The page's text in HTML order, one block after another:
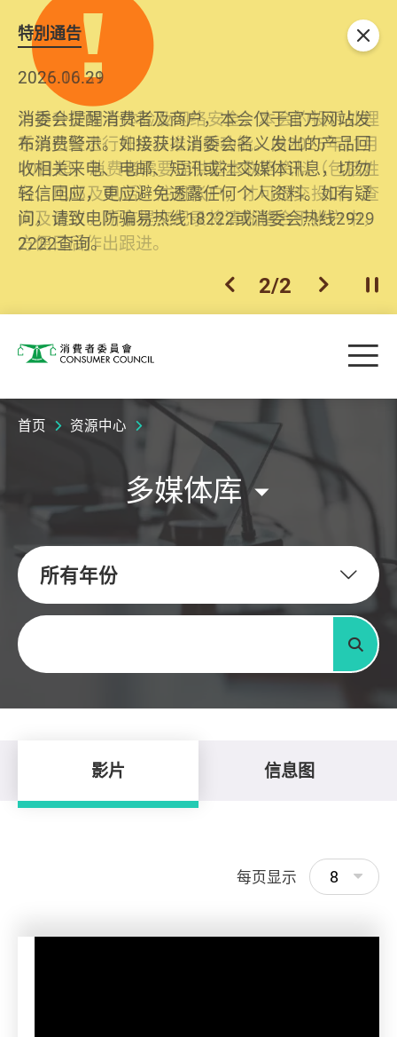
特別通告
2026.06.29
消委会提醒消费者及商户，本会仅于官方网站发
布消费警示。如接获以消委会名义发出的产品回
收相关来电、电邮、短讯或社交媒体讯息，切勿
轻信回应，更应避免透露任何个人资料。如有疑
问，请致电防骗易热线18222或消委会热线2929
2222查询。
2025.10.31
为提升使用者体验及网络安全，本会的投诉处理
系统已经进行升级及推出新功能。由2025年11月
10日起，消费者需要提供基本联络资料（包括姓
名、电邮及电话）注册帐户，才可提交投诉、查
询及建议。所有提交纪录将清晰整合于帐户中，
方便日后作出跟进。
上一个
2/2 下一个开
关闭
消费者委员会 目
首页 资源中心
多媒体库
所有年份
关键字
搜寻
影片 信息图
每页显示 8